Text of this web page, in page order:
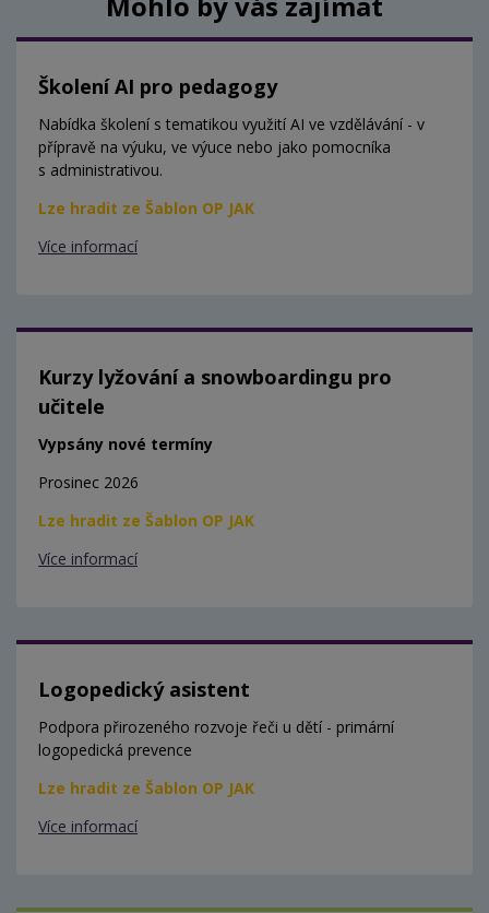
Školení AI pro pedagogy
Nabídka školení s tematikou využití AI ve vzdělávání - v
přípravě na výuku, ve výuce nebo jako pomocníka
s administrativou.
Lze hradit ze Šablon OP JAK
Více informací
Kurzy lyžování a snowboardingu pro
učitele
Vypsány nové termíny
Prosinec 2026
Lze hradit ze Šablon OP JAK
Více informací
Logopedický asistent
Podpora přirozeného rozvoje řeči u dětí - primární
logopedická prevence
Lze hradit ze Šablon OP JAK
Více informací